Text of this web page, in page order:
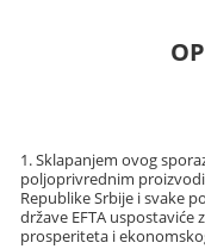
1. Sklapanjem ovog
poljoprivrednim
Republike Srbije i svake
države EFTA
prosperiteta i